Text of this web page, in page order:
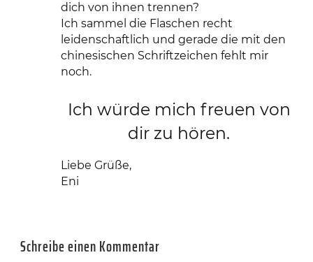
dich von ihnen trennen?
Ich sammel die Flaschen recht
leidenschaftlich und gerade die mit den
chinesischen Schriftzeichen fehlt mir
noch.
Ich würde mich freuen von
dir zu hören.
Liebe Grüße,
Eni
Schreibe einen Kommentar